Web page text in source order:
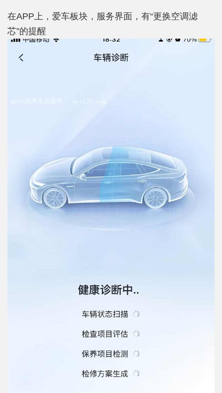
在APP上，爱车板块，服务界面，有“更换空调滤
芯”的提醒